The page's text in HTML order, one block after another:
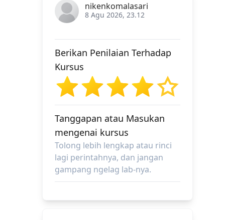
nikenkomalasari
8 Agu 2026, 23.12
Berikan Penilaian Terhadap
Kursus
Tanggapan atau Masukan
mengenai kursus
Tolong lebih lengkap atau rinci
lagi perintahnya, dan jangan
gampang ngelag lab-nya.